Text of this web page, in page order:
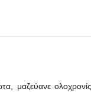
μαζεύανε